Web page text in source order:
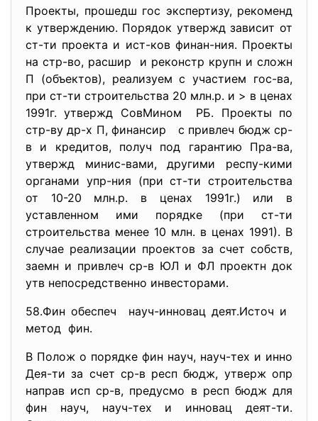
Проекты, прошедш гос экспертизу, рекоменд
к утверждению. Порядок утвержд зависит от
ст-ти проекта и ист-ков финан-ния. Проекты
на стр-во, расшир и реконстр крупн и сложн
П (объектов), реализуем с участием гос-ва,
при ст-ти строительства 20 млн.р. и > в ценах
1991г. утвержд СовМином РБ. Проекты по
стр-ву др-х П, финансир с привлеч бюдж ср-
в и кредитов, получ под гарантию Пра-ва,
утвержд минис-вами, другими респу-кими
органами упр-ния (при ст-ти строительства
от 10-20 млн.р. в ценах 1991г.) или в
уставленном ими порядке (при ст-ти
строительства менее 10 млн. в ценах 1991). В
случае реализации проектов за счет собств,
заемн и привлеч ср-в ЮЛ и ФЛ проектн док
утв непосредственно инвесторами.
58.Фин обеспеч науч-инновац деят.Источ и
метод фин.
В Полож о порядке фин науч, науч-тех и инно
Дея-ти за счет ср-в респ бюдж, утверж опр
направ исп ср-в, предусмо в респ бюдж для
фин науч, науч-тех и инновац деят-ти.